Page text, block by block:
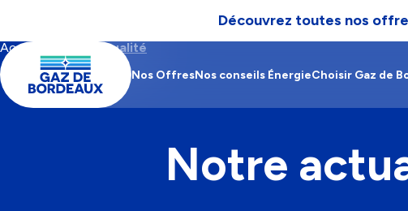
Aller au pied-de-page
Découvrez toutes nos
Main
navigation
Nos OffresNos conseils ÉnergieChoisir Gaz de
Contenu
principal
Fil
d'Ariane
Accueil Notre actualité
Notre